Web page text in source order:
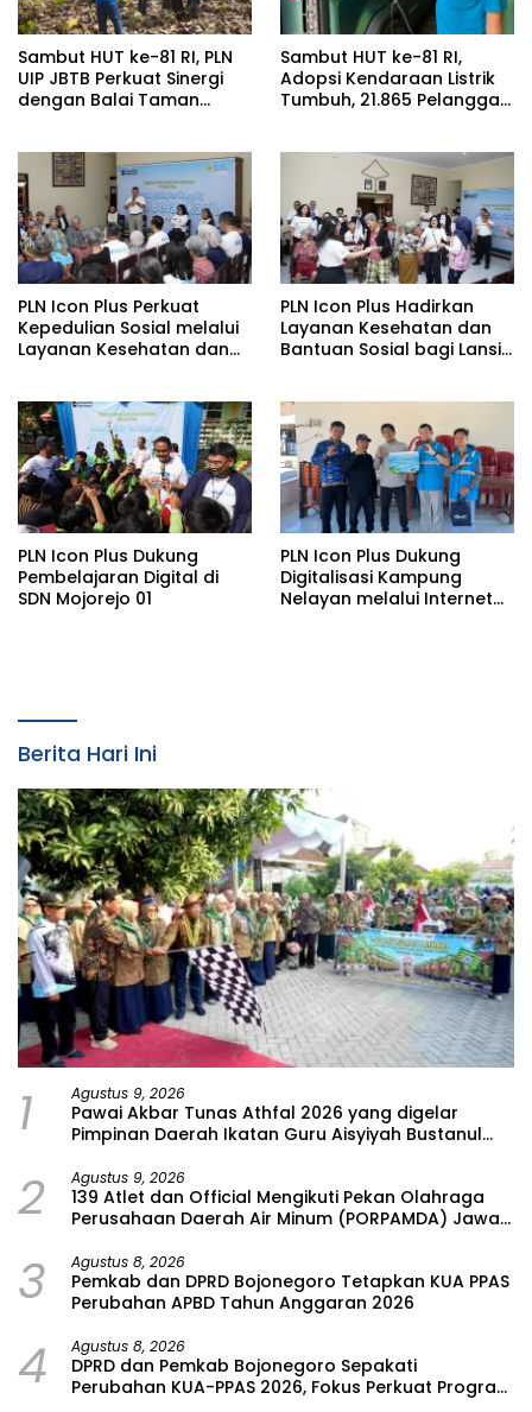
Sambut HUT ke-81 RI, PLN
UIP JBTB Perkuat Sinergi
dengan Balai Taman
SUTET 500 kV Paiton–
Watudodol/Kalipuro
Sambut HUT ke-81 RI,
Adopsi Kendaraan Listrik
Tumbuh, 21.865 Pelanggan
pada Semester I 2026
PLN Icon Plus Perkuat
Kepedulian Sosial melalui
Layanan Kesehatan dan
PLN Icon Plus Hadirkan
Layanan Kesehatan dan
Bantuan Sosial bagi Lansia
PLN Icon Plus Dukung
Pembelajaran Digital di
SDN Mojorejo 01
PLN Icon Plus Dukung
Digitalisasi Kampung
Nelayan melalui Internet
Berita Hari Ini
1 Agustus 9, 2026
Pawai Akbar Tunas Athfal 2026 yang digelar
Pimpinan Daerah Ikatan Guru Aisyiyah Bustanul
2 Agustus 9, 2026
139 Atlet dan Official Mengikuti Pekan Olahraga
Perusahaan Daerah Air Minum (PORPAMDA) Jawa
3 Agustus 8, 2026
Pemkab dan DPRD Bojonegoro Tetapkan KUA PPAS
Perubahan APBD Tahun Anggaran 2026
4 Agustus 8, 2026
DPRD dan Pemkab Bojonegoro Sepakati
Perubahan KUA-PPAS 2026, Fokus Perkuat Program